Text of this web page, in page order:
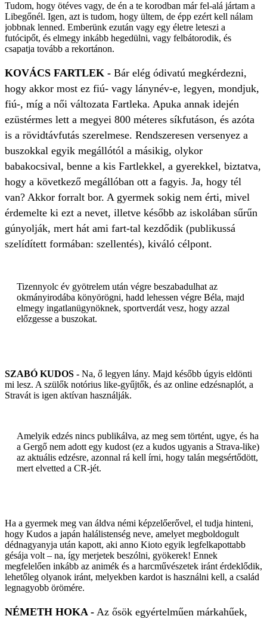
Tudom, hogy ötéves vagy, de én a te korodban már fel-alá jártam a
Libegőnél. Igen, azt is tudom, hogy ültem, de épp ezért kell nálam
jobbnak lenned. Emberünk ezután vagy egy életre leteszi a
futócipőt, és elmegy inkább hegedülni, vagy felbátorodik, és
csapatja tovább a rekortánon.
KOVÁCS FARTLEK - Bár elég ódivatú megkérdezni,
hogy akkor most ez fiú- vagy lánynév-e, legyen, mondjuk,
fiú-, míg a női változata Fartleka. Apuka annak idején
ezüstérmes lett a megyei 800 méteres síkfutáson, és azóta
is a rövidtávfutás szerelmese. Rendszeresen versenyez a
buszokkal egyik megállótól a másikig, olykor
babakocsival, benne a kis Fartlekkel, a gyerekkel, biztatva,
hogy a következő megállóban ott a fagyis. Ja, hogy tél
van? Akkor forralt bor. A gyermek sokig nem érti, mivel
érdemelte ki ezt a nevet, illetve később az iskolában sűrűn
gúnyolják, mert hát ami fart-tal kezdődik (publikussá
szelídített formában: szellentés), kiváló célpont.
Tizennyolc év gyötrelem után végre beszabadulhat az
okmányirodába könyörögni, hadd lehessen végre Béla, majd
elmegy ingatlanügynöknek, sportverdát vesz, hogy azzal
előzgesse a buszokat.
SZABÓ KUDOS - Na, ő legyen lány. Majd később úgyis eldönti
mi lesz. A szülők notórius like-gyűjtők, és az online edzésnaplót, a
Stravát is igen aktívan használják.
Amelyik edzés nincs publikálva, az meg sem történt, ugye, és ha
a Gergő nem adott egy kudost (ez a kudos ugyanis a Strava-like)
az aktuális edzésre, azonnal rá kell írni, hogy talán megsértődött,
mert elvetted a CR-jét.
Ha a gyermek meg van áldva némi képzelőerővel, el tudja hinteni,
hogy Kudos a japán halálistenség neve, amelyet megboldogult
dédnagyanyja után kapott, aki anno Kioto egyik legfelkapottabb
gésája volt – na, így merjetek beszólni, gyökerek! Ennek
megfelelően inkább az animék és a harcművészetek iránt érdeklődik,
lehetőleg olyanok iránt, melyekben kardot is használni kell, a család
legnagyobb örömére.
NÉMETH HOKA - Az ősök egyértelműen márkahűek,